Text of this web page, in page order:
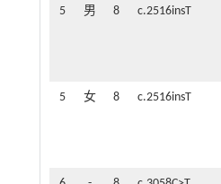
5 男 8 c.2516insT
5 女 8 c.2516insT